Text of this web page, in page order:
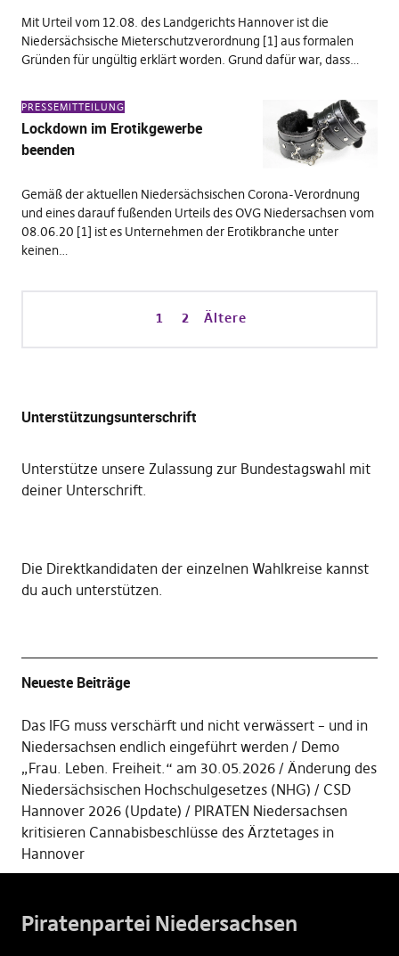
Mit Urteil vom 12.08. des Landgerichts Hannover ist die
Niedersächsische Mieterschutzverordnung [1] aus formalen
Gründen für ungültig erklärt worden. Grund dafür war, dass…
PRESSEMITTEILUNG
Lockdown im Erotikgewerbe
beenden
Gemäß der aktuellen Niedersächsischen Corona-Verordnung
und eines darauf fußenden Urteils des OVG Niedersachsen vom
08.06.20 [1] ist es Unternehmen der Erotikbranche unter
keinen…
1 2 Ältere
Unterstützungsunterschrift
Unterstütze unsere Zulassung zur Bundestagswahl mit
deiner Unterschrift.
Die Direktkandidaten der einzelnen Wahlkreise kannst
du auch unterstützen.
Neueste Beiträge
Das IFG muss verschärft und nicht verwässert – und in
Niedersachsen endlich eingeführt werden
Demo
„Frau. Leben. Freiheit.“ am 30.05.2026
Änderung des
Niedersächsischen Hochschulgesetzes (NHG)
CSD
Hannover 2026 (Update)
PIRATEN Niedersachsen
kritisieren Cannabisbeschlüsse des Ärztetages in
Hannover
Piratenpartei Niedersachsen